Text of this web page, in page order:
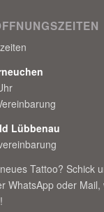
Lübbenau
Tattoo? Schick
WhatsApp oder